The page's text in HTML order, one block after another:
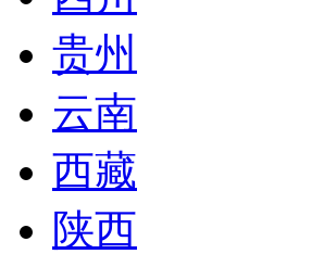
贵州
云南
西藏
陕西